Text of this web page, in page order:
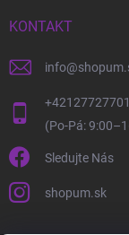
KONTAKT
info@
Sledujte Nás
shopum.sk